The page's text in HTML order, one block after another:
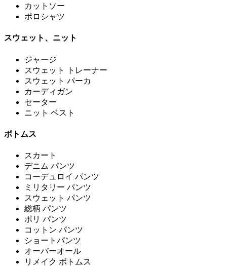
カットソー
ポロシャツ
スウェット、ニット
ジャージ
スウェット トレーナー
スウェット パーカ
カーディガン
セーター
ニット ベスト
ボトムス
スカート
デニム パンツ
コーデュロイ パンツ
ミリタリー パンツ
スウェット パンツ
総柄 パンツ
ポリ パンツ
コットン パンツ
ショートパンツ
オーバーオール
リメイク ボトムス